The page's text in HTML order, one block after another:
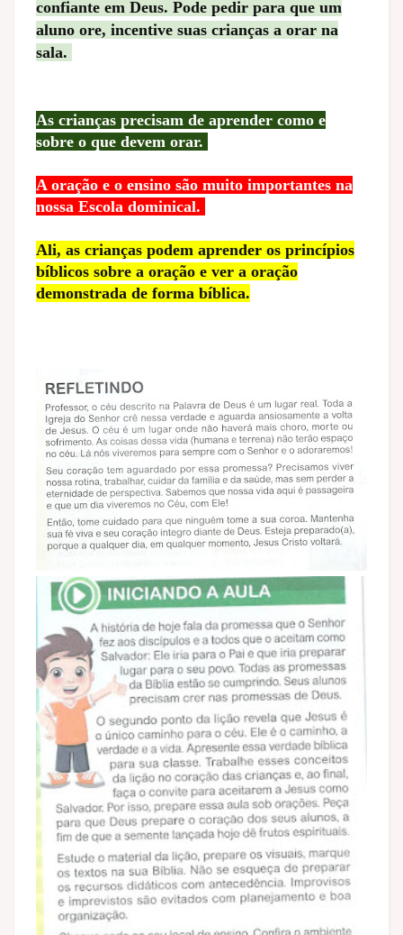
confiante em Deus. Pode pedir para que um
aluno ore, incentive suas crianças a orar na
sala.
As crianças precisam de aprender como e
sobre o que devem orar.
A oração e o ensino são muito importantes na
nossa Escola dominical.
Ali, as crianças podem aprender os princípios
bíblicos sobre a oração e ver a oração
demonstrada de forma bíblica.